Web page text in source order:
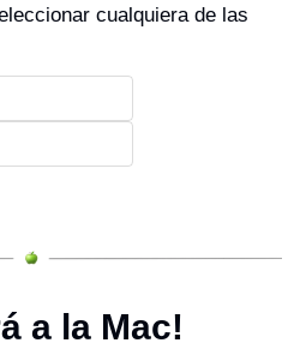
cualquiera de las
a la Mac!